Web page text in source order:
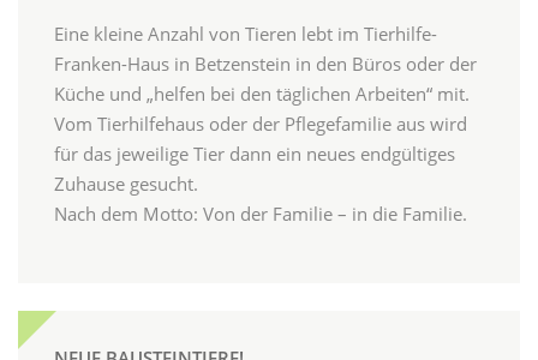
Eine kleine Anzahl von Tieren lebt im Tierhilfe-
Franken-Haus in Betzenstein in den Büros oder der
Küche und „helfen bei den täglichen Arbeiten“ mit.
Vom Tierhilfehaus oder der Pflegefamilie aus wird
für das jeweilige Tier dann ein neues endgültiges
Zuhause gesucht.
Nach dem Motto: Von der Familie – in die Familie.